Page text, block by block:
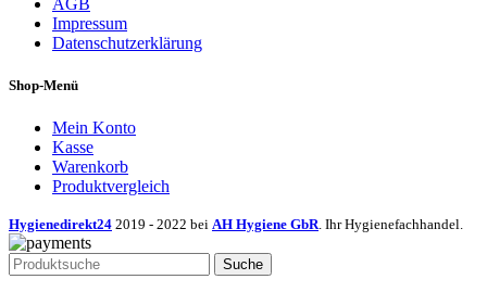
Impressum
Datenschutzerklärung
Shop-Menü
Mein Konto
Kasse
Warenkorb
Produktvergleich
Hygienedirekt24 2019 - 2022 bei AH Hygiene GbR. Ihr Hygienefachhandel.
Suche